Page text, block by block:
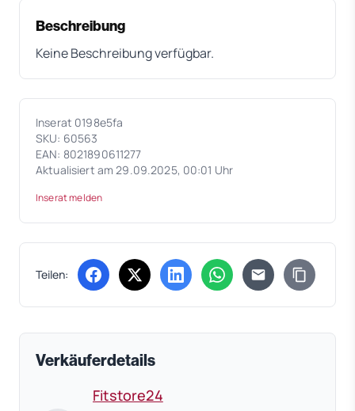
Beschreibung
Keine Beschreibung verfügbar.
Inserat 0198e5fa
SKU: 60563
EAN: 8021890611277
Aktualisiert am 29.09.2025, 00:01 Uhr
Inserat melden
Teilen: (öffnet in neuem Tab)
(öffnet in neuem Tab)
(öffnet in neuem Tab)
(öffnet in neuem Tab)
Verkäuferdetails
Fitstore24